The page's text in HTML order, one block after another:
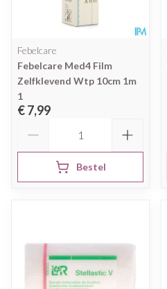
Febelcare
Febelcare Med4 Film
Zelfklevend Wtp 10cm 1m
1
€ 7,99
Bestel